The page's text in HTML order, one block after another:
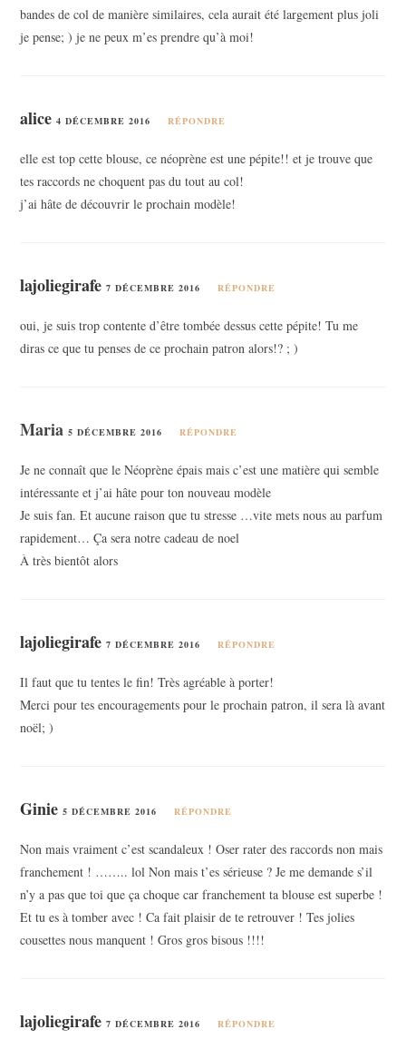
bandes de col de manière similaires, cela aurait été largement plus joli
je pense; ) je ne peux m’es prendre qu’à moi!
alice 4 DÉCEMBRE 2016 RÉPONDRE
elle est top cette blouse, ce néoprène est une pépite!! et je trouve que
tes raccords ne choquent pas du tout au col!
j’ai hâte de découvrir le prochain modèle!
lajoliegirafe 7 DÉCEMBRE 2016 RÉPONDRE
oui, je suis trop contente d’être tombée dessus cette pépite! Tu me
diras ce que tu penses de ce prochain patron alors!? ; )
Maria5 DÉCEMBRE 2016 RÉPONDRE
Je ne connaît que le Néoprène épais mais c’est une matière qui semble
intéressante et j’ai hâte pour ton nouveau modèle
Je suis fan. Et aucune raison que tu stresse …vite mets nous au parfum
rapidement… Ça sera notre cadeau de noel
À très bientôt alors
lajoliegirafe 7 DÉCEMBRE 2016 RÉPONDRE
Il faut que tu tentes le fin! Très agréable à porter!
Merci pour tes encouragements pour le prochain patron, il sera là avant
noël; )
Ginie 5 DÉCEMBRE 2016 RÉPONDRE
Non mais vraiment c’est scandaleux ! Oser rater des raccords non mais
franchement ! …….. lol Non mais t’es sérieuse ? Je me demande s’il
n’y a pas que toi que ça choque car franchement ta blouse est superbe !
Et tu es à tomber avec ! Ca fait plaisir de te retrouver ! Tes jolies
cousettes nous manquent ! Gros gros bisous !!!!
lajoliegirafe 7 DÉCEMBRE 2016 RÉPONDRE